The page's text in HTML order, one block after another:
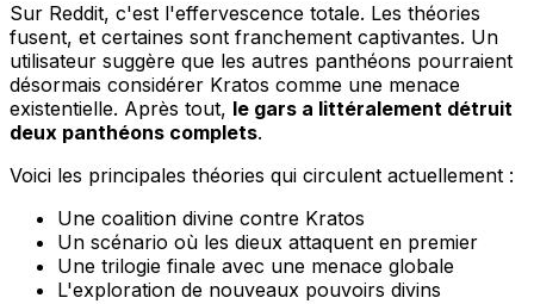
Sur Reddit, c'est l'effervescence totale. Les théories
fusent, et certaines sont franchement captivantes. Un
utilisateur suggère que les autres panthéons pourraient
désormais considérer Kratos comme une menace
existentielle. Après tout, le gars a littéralement détruit
deux panthéons complets.
Voici les principales théories qui circulent actuellement :
Une coalition divine contre Kratos
Un scénario où les dieux attaquent en premier
Une trilogie finale avec une menace globale
L'exploration de nouveaux pouvoirs divins